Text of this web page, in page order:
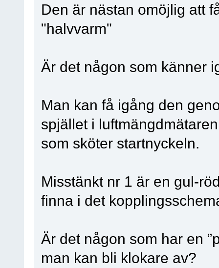
Den är nästan omöjlig att
"halvvarm"
Är det någon som känner
Man kan få igång den
spjället i
som sköter startnyckeln.
Misstänkt nr 1 är en gul-
finna i det
Är det någon som har en
man kan bli klokare av?